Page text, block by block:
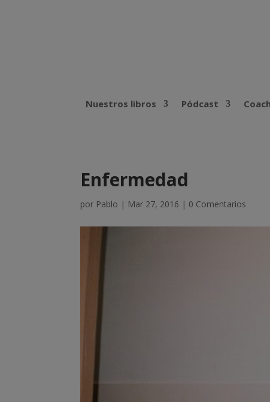
Nuestros libros Pódcast
Enfermedad
por Pablo | Mar 27, 2016 | 0 Comentarios